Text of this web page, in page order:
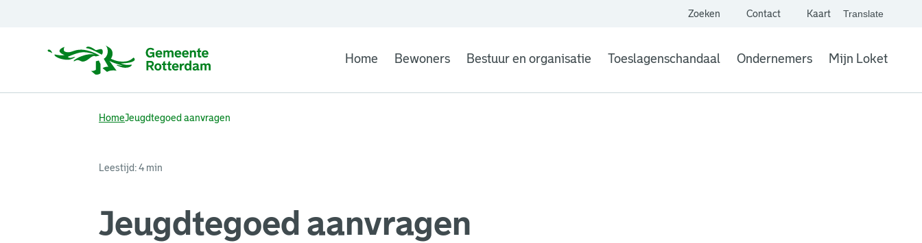
Zoeken Contact Kaart
. Link opent een
Translate
website,
Vertaal
Home Bewoners Bestuur en organisatie Toeslagenschandaal Ondernemers Mijn Loket
. Link opent een
HomeJeugdtegoed aanvragen
Leestijd: 4 min
Jeugdtegoed aanvragen